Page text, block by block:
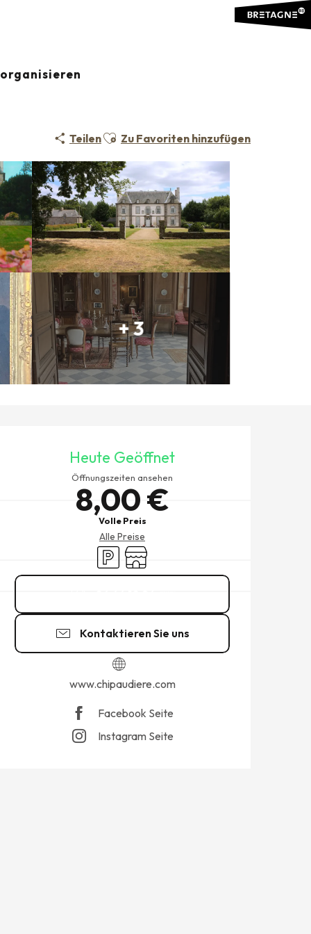
TeilenAjouter aux favoris
Zu Favoriten hinzufügen
+ 3
Heute Geöffnet
Öffnungszeiten ansehen
8,00 €
Volle Preis
Alle Preise
Parkplatz
Shop
Kontaktieren Sie uns
www.chipaudiere.com
Facebook Seite
Instagram Seite